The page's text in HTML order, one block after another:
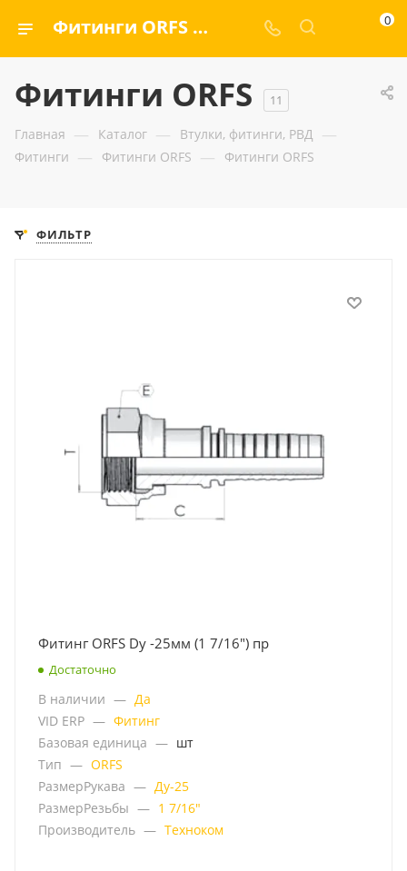
Фитинги ORFS — ООО «ГИДРАМАКС» 0
Фитинги ORFS 11
Главная — Каталог — Втулки, фитинги, РВД —
Фитинги — Фитинги ORFS — Фитинги ORFS
ФИЛЬТР
Фитинг ORFS Dу -25мм (1 7/16") пр
Достаточно
В наличии — Да
VID ERP — Фитинг
Базовая единица — шт
Тип — ORFS
РазмерРукава — Ду-25
РазмерРезьбы — 1 7/16"
Производитель — Техноком